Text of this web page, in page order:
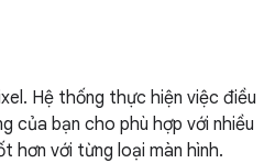
Hệ thống thực hiện việc điều
của bạn cho phù hợp với nhiều
hơn với từng loại màn hình.